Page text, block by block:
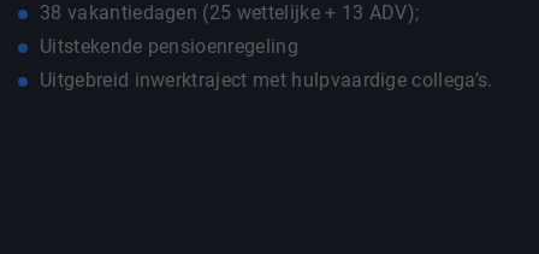
38 vakantiedagen (25 wettelijke + 13 ADV);
Uitstekende pensioenregeling
Uitgebreid inwerktraject met hulpvaardige collega’s.